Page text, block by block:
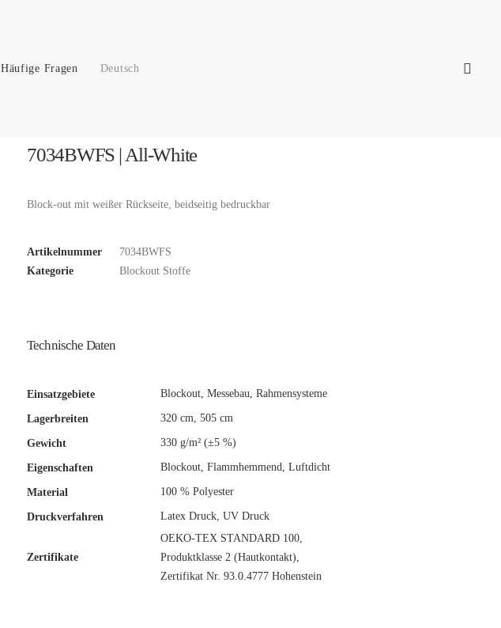
Häufige Fragen Deutsch
7034BWFS | All-White
Block-out mit weißer Rückseite, beidseitig bedruckbar
Artikelnummer
7034BWFS
Kategorie
Blockout Stoffe
Technische Daten
Einsatzgebiete Blockout, Messebau, Rahmensysteme
Lagerbreiten 320 cm, 505 cm
Gewicht 330 g/m² (±5 %)
Eigenschaften Blockout, Flammhemmend, Luftdicht
Material 100 % Polyester
Druckverfahren Latex Druck, UV Druck
Zertifikate
OEKO-TEX STANDARD 100,
Produktklasse 2 (Hautkontakt),
Zertifikat Nr. 93.0.4777 Hohenstein